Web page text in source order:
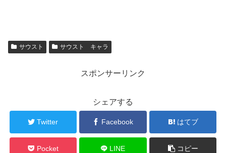
サウスト サウスト キャラ
スポンサーリンク
シェアする
Twitter Facebook はてブ
Pocket LINE コピー